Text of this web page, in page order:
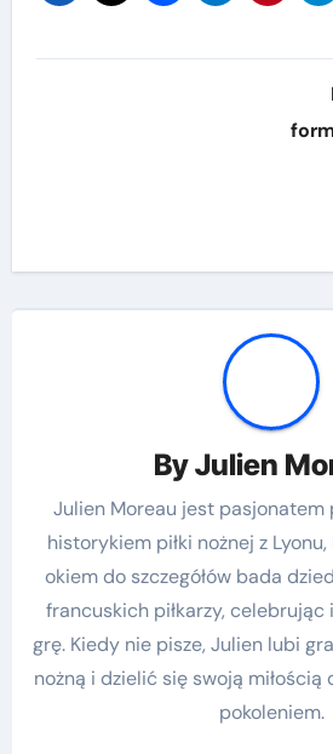
ByJulien
Julien Moreau jest pasjonatem
historykiem piłki nożnej z
okiem do szczegółów bada
francuskich piłkarzy, celebrując
grę. Kiedy nie pisze, Julien lubi
nożną i dzielić się swoją
pokoleniem.